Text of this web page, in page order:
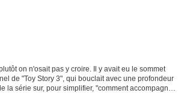
on n'osait pas y croire. Il y avait eu le sommet
de "Toy Story 3", qui bouclait avec une profondeur
la série sur, pour simplifier, "comment accompagner